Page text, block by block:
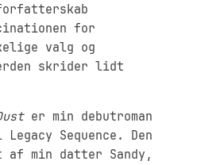
for
valg og
skrider lidt
er min debutroman
Sequence. Den
min datter Sandy,